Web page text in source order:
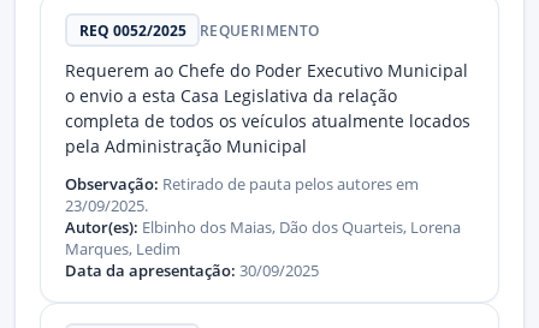
REQ 0052/2025 REQUERIMENTO
Requerem ao Chefe do Poder Executivo Municipal
o envio a esta Casa Legislativa da relação
completa de todos os veículos atualmente locados
pela Administração Municipal
Observação: Retirado de pauta pelos autores em
23/09/2025.
Autor(es): Elbinho dos Maias, Dão dos Quarteis, Lorena
Marques, Ledim
Data da apresentação: 30/09/2025